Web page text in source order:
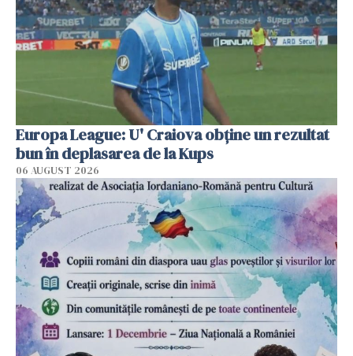
Europa League: U' Craiova obține un rezultat
bun în deplasarea de la Kups
06 AUGUST 2026